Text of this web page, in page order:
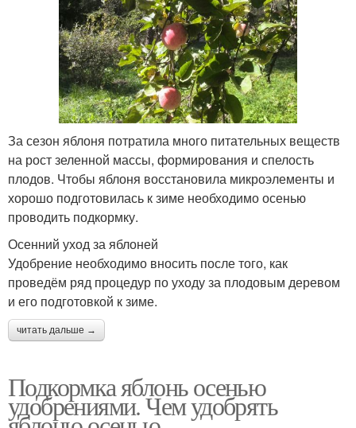
За сезон яблоня потратила много питательных веществ
на рост зеленной массы, формирования и спелость
плодов. Чтобы яблоня восстановила микроэлементы и
хорошо подготовилась к зиме необходимо осенью
проводить подкормку.
Осенний уход за яблоней
Удобрение необходимо вносить после того, как
проведём ряд процедур по уходу за плодовым деревом
и его подготовкой к зиме.
читать дальше →
Подкормка яблонь осенью
удобрениями. Чем удобрять